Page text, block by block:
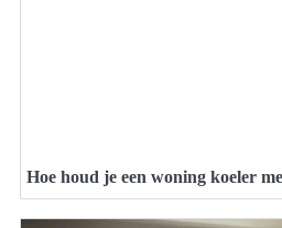
Hoe houd je een woning koeler